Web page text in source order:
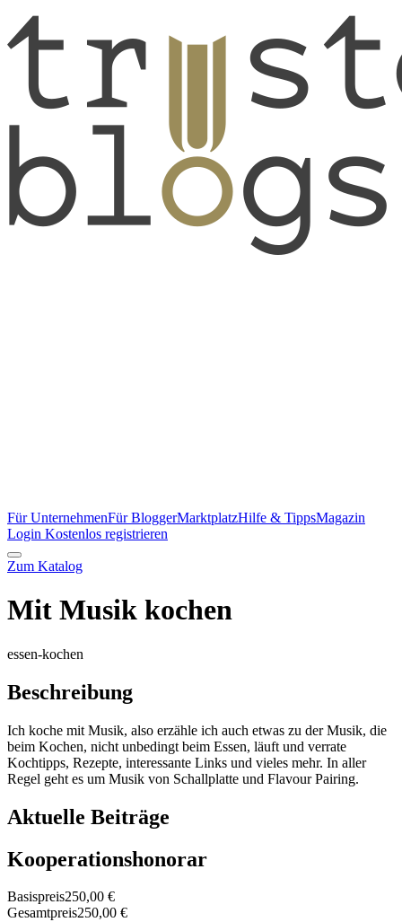
Für UnternehmenFür BloggerMarktplatzHilfe & TippsMagazin
Login Kostenlos registrieren
Zum Katalog
Mit Musik kochen
essen-kochen
Beschreibung
Ich koche mit Musik, also erzähle ich auch etwas zu der Musik, die
beim Kochen, nicht unbedingt beim Essen, läuft und verrate
Kochtipps, Rezepte, interessante Links und vieles mehr. In aller
Regel geht es um Musik von Schallplatte und Flavour Pairing.
Aktuelle Beiträge
Kooperationshonorar
Basispreis250,00 €
Gesamtpreis250,00 €